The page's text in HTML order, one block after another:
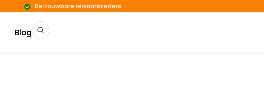
Blog
Betrouwbare reisaanbieders